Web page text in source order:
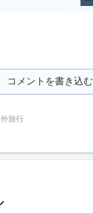
コメントを書き込む
旅行